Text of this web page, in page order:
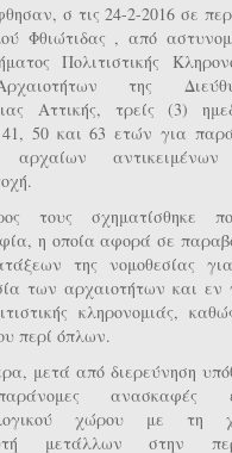
σ τις 24-2-2016 σε
Φθιώτιδας , από
Πολιτιστικής
της
Αττικής, τρείς (3)
41, 50 και 63 ετών για
αρχαίων
τους σχηματίσθηκε
η οποία αφορά σε
της νομοθεσίας
των αρχαιοτήτων και εν
κληρονομιάς,
περί όπλων.
μετά από διερεύνηση
ανασκαφές
χώρου με τη
μετάλλων στην